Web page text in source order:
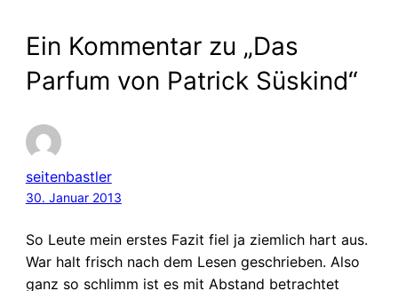
Ein Kommentar zu „Das
Parfum von Patrick Süskind“
seitenbastler
30. Januar 2013
So Leute mein erstes Fazit fiel ja ziemlich hart aus.
War halt frisch nach dem Lesen geschrieben. Also
ganz so schlimm ist es mit Abstand betrachtet